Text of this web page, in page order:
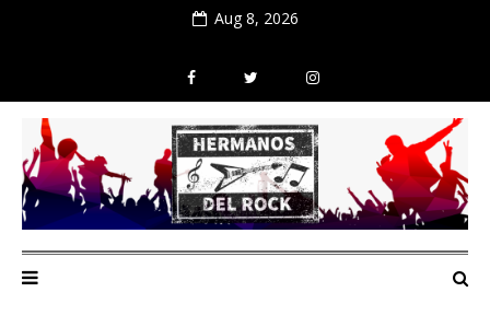
Aug 8, 2026